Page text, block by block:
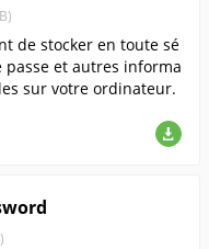
de stocker en toute sé
et autres informa
sur votre ordinateur.